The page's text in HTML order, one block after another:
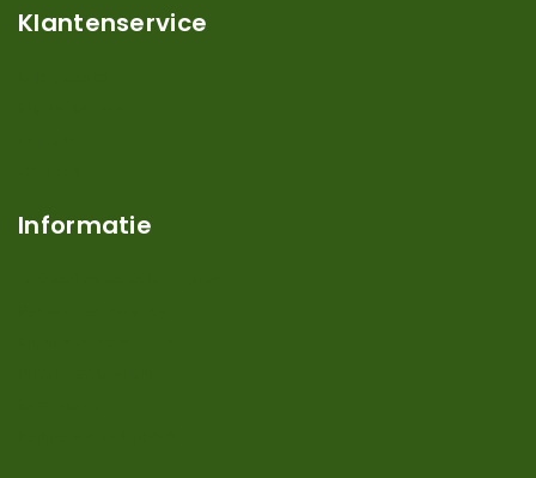
Klantenservice
Informatie